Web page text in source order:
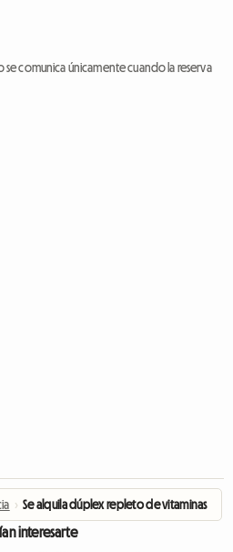
comunica únicamente cuando la reserva
› Se alquila dúplex repleto de vitaminas
interesarte